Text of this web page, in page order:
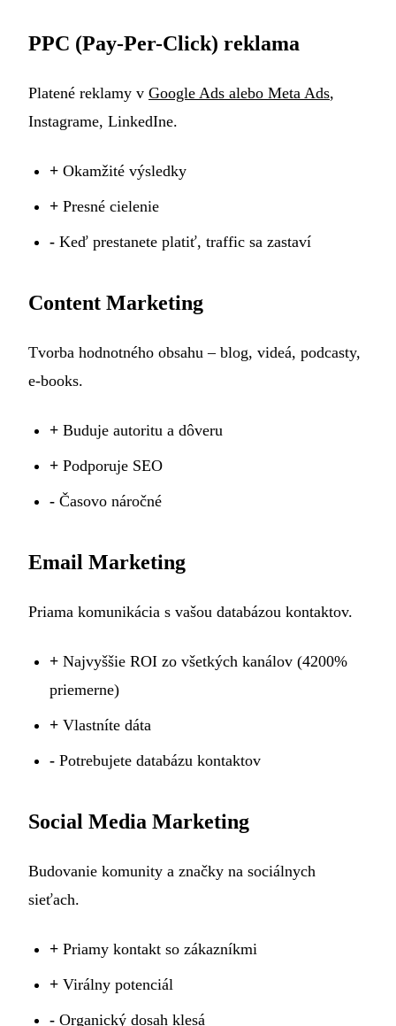
PPC (Pay-Per-Click) reklama
Platené reklamy v Google Ads alebo Meta Ads,
Instagrame, LinkedIne.
+ Okamžité výsledky
+ Presné cielenie
- Keď prestanete platiť, traffic sa zastaví
Content Marketing
Tvorba hodnotného obsahu – blog, videá, podcasty,
e-books.
+ Buduje autoritu a dôveru
+ Podporuje SEO
- Časovo náročné
Email Marketing
Priama komunikácia s vašou databázou kontaktov.
+ Najvyššie ROI zo všetkých kanálov (4200%
priemerne)
+ Vlastníte dáta
- Potrebujete databázu kontaktov
Social Media Marketing
Budovanie komunity a značky na sociálnych
sieťach.
+ Priamy kontakt so zákazníkmi
+ Virálny potenciál
- Organický dosah klesá